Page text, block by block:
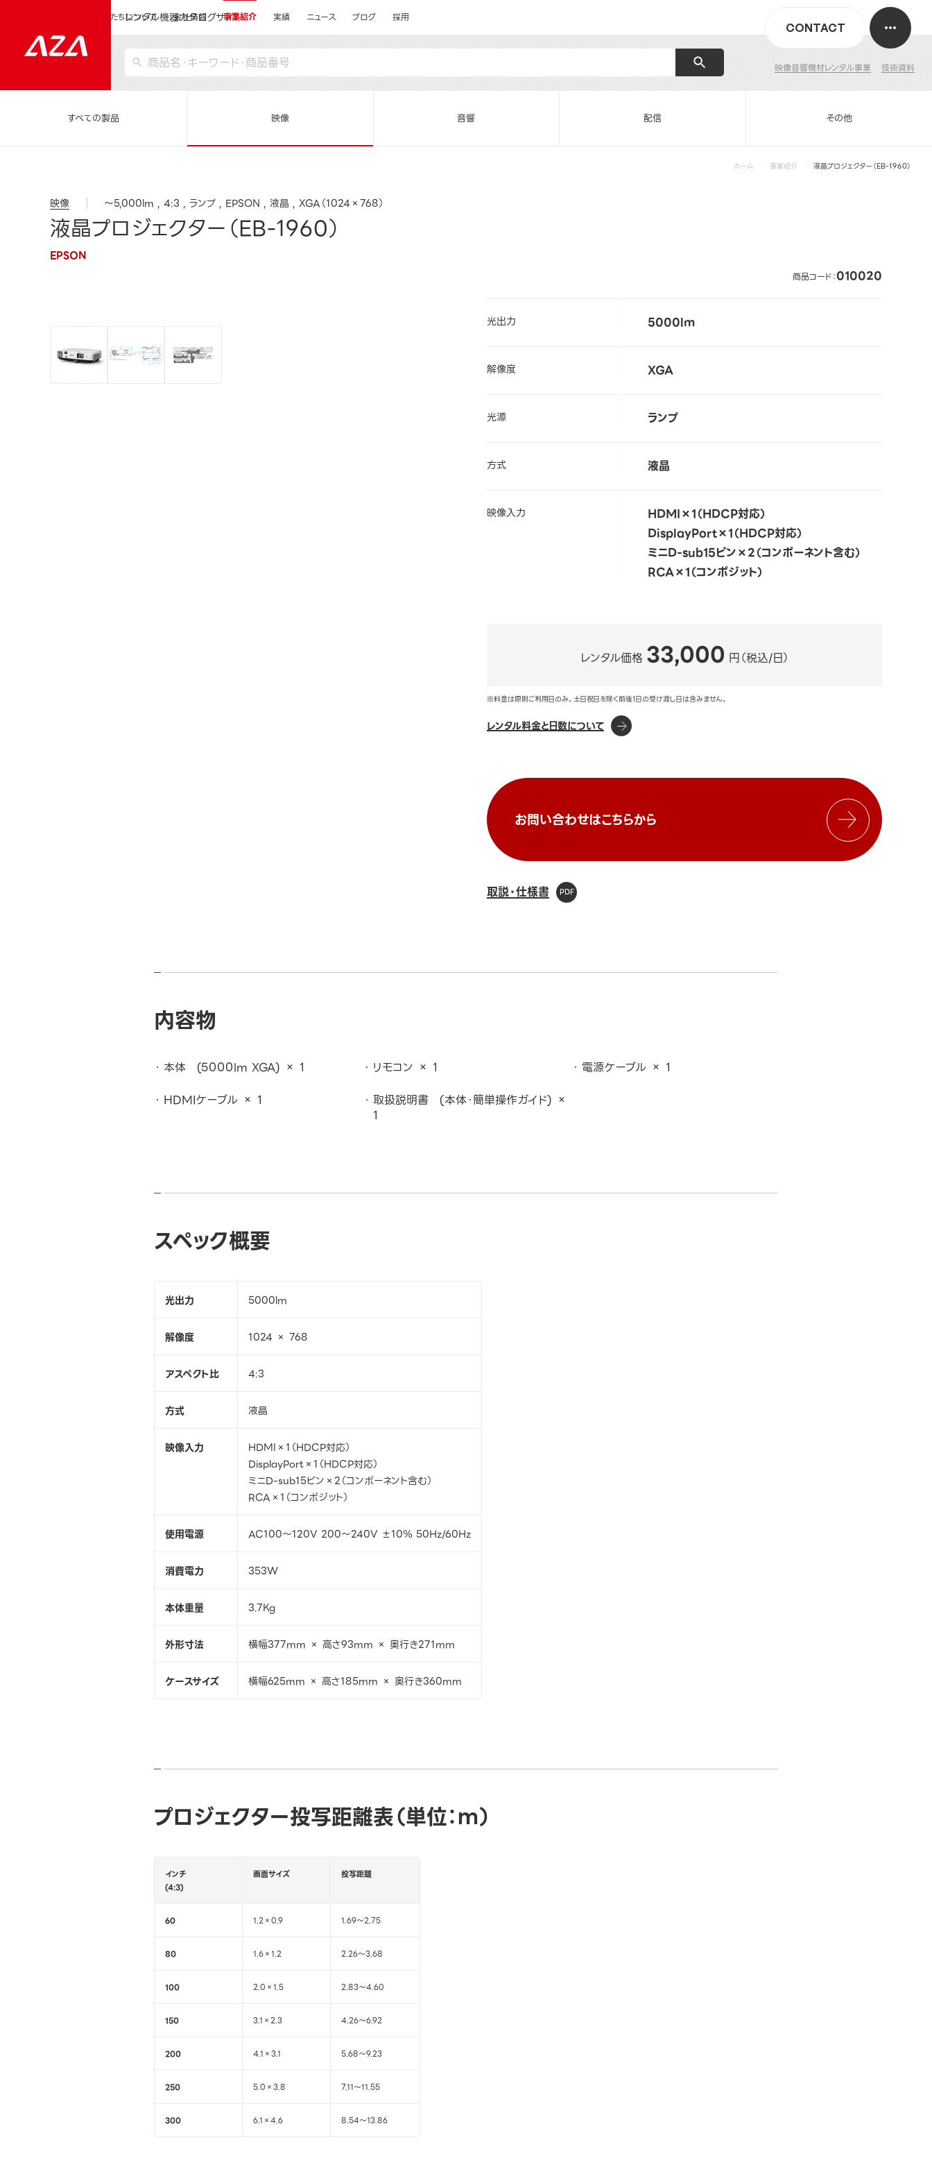
レンタル機器カタログサイト
映像音響機材レンタル事業 技術資料
CONTACT
私たちについて 会社情報 事業紹介 実績 ニュース ブログ 採用
すべての製品 映像 音響 配信 その他
ホーム 事業紹介 液晶プロジェクター（EB-1960）
映像 ～5,000lm 4:3 ランプ EPSON 液晶 XGA（1024×768）
液晶プロジェクター（EB-1960）
EPSON
商品コード：010020
光出力 5000lm
解像度 XGA
光源 ランプ
方式 液晶
映像入力
HDMI×1（HDCP対応）
DisplayPort×1（HDCP対応）
ミニD-sub15ピン×2（コンポーネント含む）
RCA×1（コンポジット）
レンタル価格 33,000 円（税込/日）
※料金は原則ご利用日のみ。土日祝日を除く前後1日の受け渡し日は含みません。
レンタル料金と日数について
お問い合わせはこちらから
取説・仕様書
内容物
本体 (5000lm XGA) × 1 リモコン × 1
電源ケーブル × 1
HDMIケーブル × 1
取扱説明書 (本体・簡単操作ガイド) ×
1
スペック概要
光出力 5000lm
解像度 1024 × 768
アスペクト比 4:3
方式 液晶
映像入力
HDMI×1（HDCP対応）
DisplayPort×1（HDCP対応）
ミニD-sub15ピン×2（コンポーネント含む）
RCA×1（コンポジット）
使用電源 AC100～120V 200～240V ±10％ 50Hz/60Hz
消費電力 353W
本体重量 3.7Kg
外形寸法 横幅377mm × 高さ93mm × 奥行き271mm
ケースサイズ 横幅625mm × 高さ185mm × 奥行き360mm
プロジェクター投写距離表（単位：ｍ）
インチ
(4:3)
画面サイズ 投写距離
60 1.2×0.9 1.69～2.75
80 1.6×1.2 2.26～3.68
100 2.0×1.5 2.83～4.60
150 3.1×2.3 4.26～6.92
200 4.1×3.1 5.68～9.23
250 5.0×3.8 7.11～11.55
300 6.1×4.6 8.54～13.86